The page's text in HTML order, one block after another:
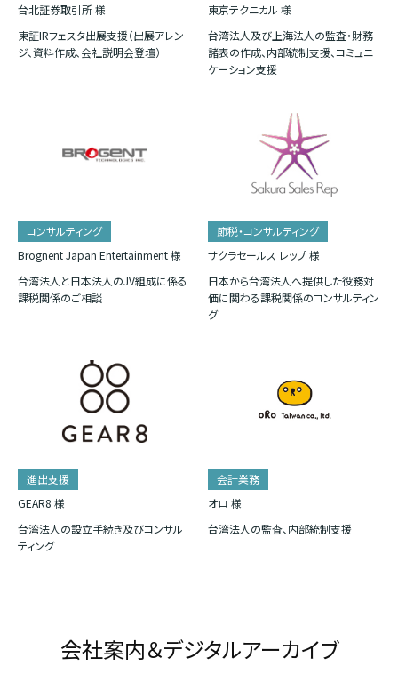
台北証券取引所 様
東証IRフェスタ出展支援（出展アレン
ジ、資料作成、会社説明会登壇）
東京テクニカル 様
台湾法人及び上海法人の監査・財務
諸表の作成、内部統制支援、コミュニ
ケーション支援
コンサルティング
Brognent Japan Entertainment 様
台湾法人と日本法人のJV組成に係る
課税関係のご相談
節税・コンサルティング
サクラセールス レップ 様
日本から台湾法人へ提供した役務対
価に関わる課税関係のコンサルティン
グ
進出支援
GEAR8 様
台湾法人の設立手続き及びコンサル
ティング
会計業務
オロ 様
台湾法人の監査、内部統制支援
会社案内＆デジタルアーカイブ